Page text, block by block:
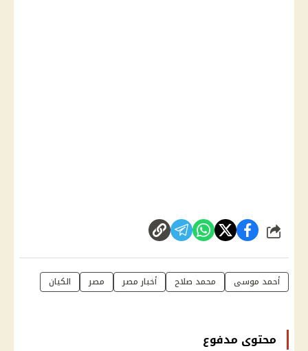
شارك
أحمد موسى محمد صلاح أخبار مصر مصر الكيان
محتوى مدفوع